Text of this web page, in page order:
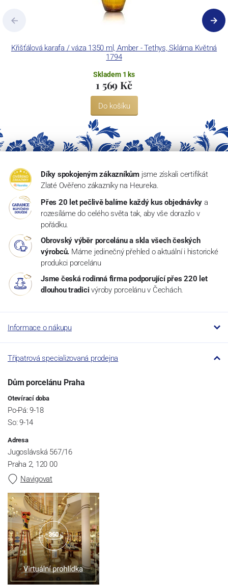
Křišťálová karafa / váza 1350 ml, Amber - Tethys, Sklárna Květná
1794
Skladem 1 ks
1 569 Kč
Do košíku
Díky spokojeným zákazníkům jsme získali certifikát
Zlaté Ověřeno zákazníky na Heureka.
Přes 20 let pečlivě balíme každý kus objednávky a
rozesíláme do celého světa tak, aby vše dorazilo v
pořádku.
Obrovský výběr porcelánu a skla všech českých
výrobců. Máme jedinečný přehled o aktuální i historické
produkci porcelánu
Jsme česká rodinná firma podporující přes 220 let
dlouhou tradici výroby porcelánu v Čechách.
Informace o nákupu
Třípatrová specializovaná prodejna
Dům porcelánu Praha
Otevírací doba
Po-Pá: 9-18
So: 9-14
Adresa
Jugoslávská 567/16
Praha 2, 120 00
Navigovat